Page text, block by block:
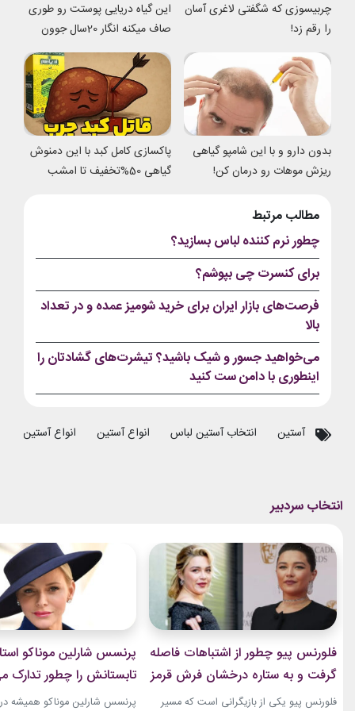
چربیسوزی که شگفتی لاغری آسان
را رقم زد!
این گیاه دریایی پوستت رو طوری
صاف میکنه انگار 20سال جوون
شدی
بدون دارو و با این شامپو گیاهی
ریزش موهات رو درمان کن!
پاکسازی کامل کبد با این دمنوش
گیاهی 50%تخفیف تا امشب
مطالب مرتبط
چطور نرم کننده لباس بسازید؟
برای کنسرت چی بپوشم؟
فرصت‌های بازار ایران برای خرید شومیز عمده و در تعداد
بالا
می‌خواهید جسور و شیک باشید؟ تیشرت‌های گشادتان را
اینطوری با دامن ست کنید
آستین انتخاب آستین لباس انواع آستین انواع آستین
فلورنس پیو چطور از اشتباهات فاصله
گرفت و به ستاره درخشان فرش قرمز
تبدیل شد؟
فلورنس پیو یکی از بازیگرانی است که مسیر
پرنسس شارلین موناکو
تابستانش را چطور تدارک
پرنسس شارلین موناکو همیشه